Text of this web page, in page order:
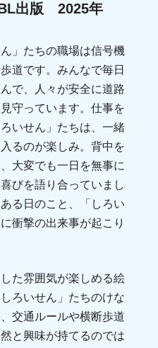
出版 2025年
ん」たちの職場は信号機
道です。みんなで毎日
で、人々が安全に道路
守っています。仕事を
いせん」たちは、一緒
るのが楽しみ。背中を
大変でも一日を無事に
びを語り合っていまし
る日のこと、「しろい
衝撃の出来事が起こり
た雰囲気が楽しめる絵
ろいせん」たちのけな
交通ルールや横断歩道
と興味が持てるのでは